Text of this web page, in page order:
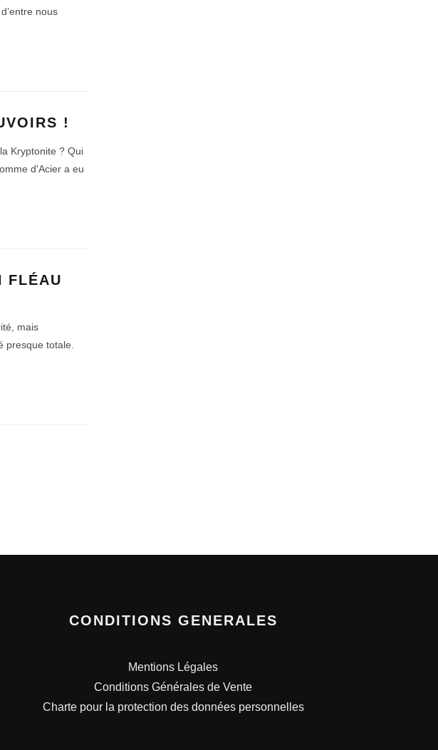
nous
!
Kryptonite ? Qui
d'Acier a eu
FLÉAU
mais
presque totale.
CONDITIONS GENERALES
Mentions Légales
Conditions Générales de Vente
Charte pour la protection des données personnelles